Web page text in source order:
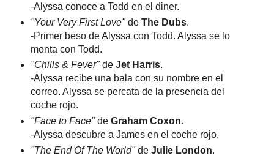
-Alyssa conoce a Todd en el diner.
"Your Very First Love"de The Dubs.
-Primer beso de Alyssa con Todd. Alyssa se lo
monta con Todd.
"Chills & Fever"de Jet Harris.
-Alyssa recibe una bala con su nombre en el
correo. Alyssa se percata de la presencia del
coche rojo.
"Face to Face"de Graham Coxon.
-Alyssa descubre a James en el coche rojo.
"The End Of The World"de Julie London.